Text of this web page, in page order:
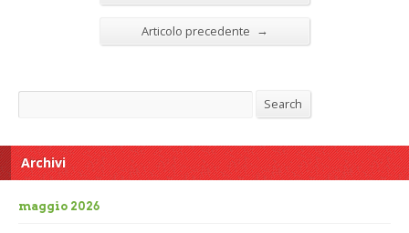
Articolo precedente →
Search
Archivi
maggio 2026